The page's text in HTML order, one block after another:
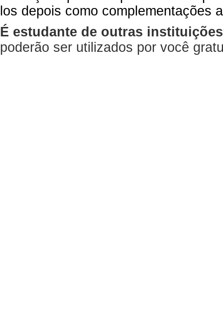
los depois como complementações
É estudante de outras
poderão ser utilizados por você